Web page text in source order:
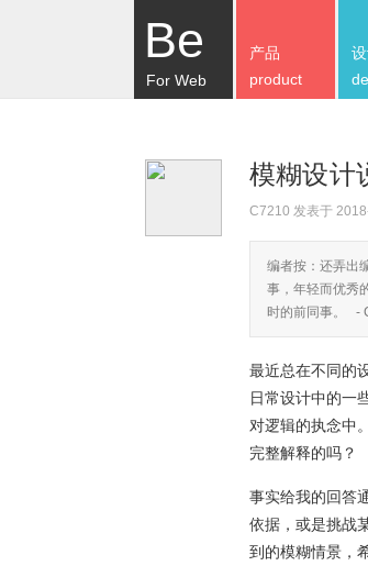
Be
For Web
产品
product
模糊设计
C7210 发表于
编者按：还弄出
事，年轻而优秀
时的前同事。 -
最近总在不同的
日常设计中的一
对逻辑的执念中
完整解释的吗？
事实给我的回答
依据，或是挑战
到的模糊情景，